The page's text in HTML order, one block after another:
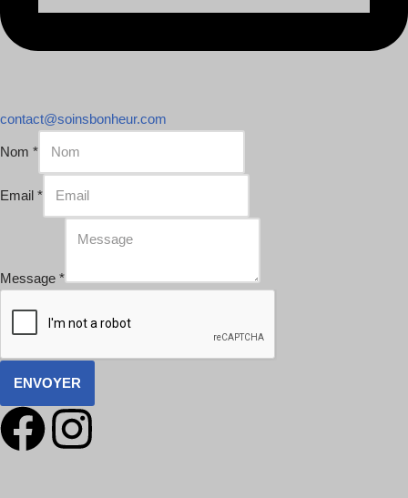
contact@soinsbonheur.com
Nom *
Email *
Message *
ENVOYER